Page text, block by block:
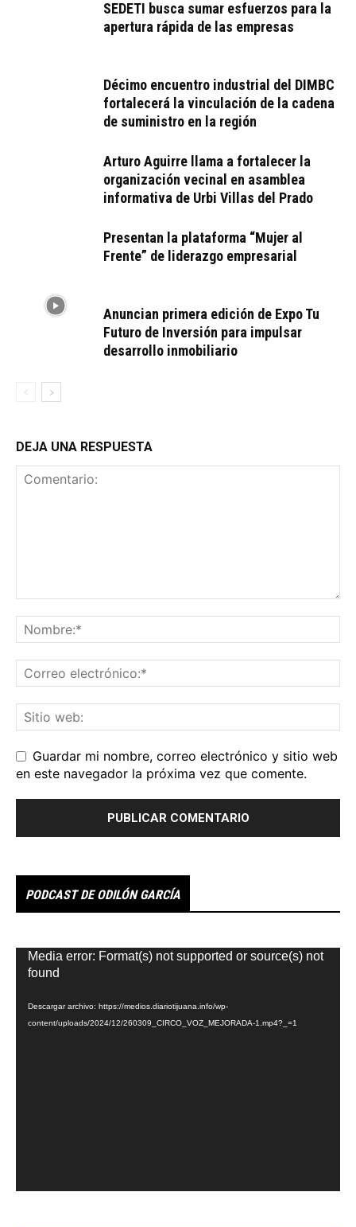
SEDETI busca sumar esfuerzos para la
apertura rápida de las empresas
Décimo encuentro industrial del DIMBC
fortalecerá la vinculación de la cadena
de suministro en la región
Arturo Aguirre llama a fortalecer la
organización vecinal en asamblea
informativa de Urbi Villas del Prado
Presentan la plataforma “Mujer al
Frente” de liderazgo empresarial
Anuncian primera edición de Expo Tu
Futuro de Inversión para impulsar
desarrollo inmobiliario
DEJA UNA RESPUESTA
Guardar mi nombre, correo electrónico y sitio web
en este navegador la próxima vez que comente.
PODCAST DE ODILÓN GARCÍA
Reproductor
de
Media error: Format(s) not supported or source(s) not
found
Descargar archivo: https://medios.diariotijuana.info/wp-
content/uploads/2024/12/260309_CIRCO_VOZ_MEJORADA-1.mp4?_=1